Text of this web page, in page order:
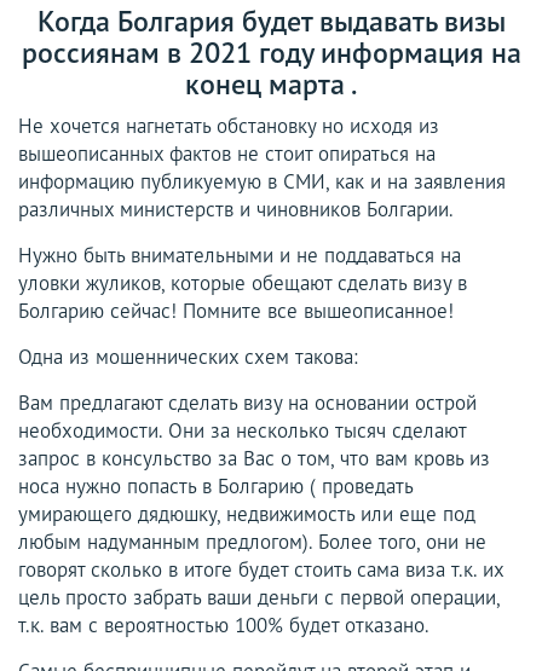
Когда Болгария будет выдавать визы
россиянам в 2021 году информация на
конец марта .
Не хочется нагнетать обстановку но исходя из
вышеописанных фактов не стоит опираться на
информацию публикуемую в СМИ, как и на заявления
различных министерств и чиновников Болгарии.
Нужно быть внимательными и не поддаваться на
уловки жуликов, которые обещают сделать визу в
Болгарию сейчас! Помните все вышеописанное!
Одна из мошеннических схем такова:
Вам предлагают сделать визу на основании острой
необходимости. Они за несколько тысяч сделают
запрос в консульство за Вас о том, что вам кровь из
носа нужно попасть в Болгарию ( проведать
умирающего дядюшку, недвижимость или еще под
любым надуманным предлогом). Более того, они не
говорят сколько в итоге будет стоить сама виза т.к. их
цель просто забрать ваши деньги с первой операции,
т.к. вам с вероятностью 100% будет отказано.